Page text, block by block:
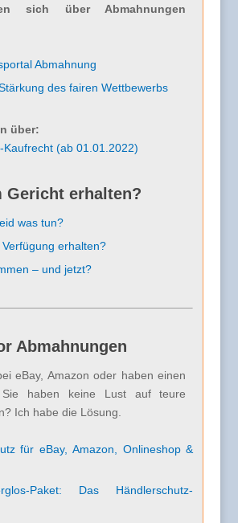
sich über Abmahnungen
Abmahnung
des fairen Wettbewerbs
über:
Kaufrecht (ab 01.01.2022)
Gericht erhalten?
was tun?
erhalten?
– und jetzt?
Abmahnungen
eBay, Amazon oder haben einen
Sie haben keine Lust auf teure
Ich habe die Lösung.
für eBay, Amazon, Onlineshop &
Paket: Das Händlerschutz-